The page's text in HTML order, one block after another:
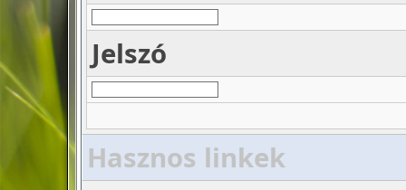
Jelszó
Hasznos linkek